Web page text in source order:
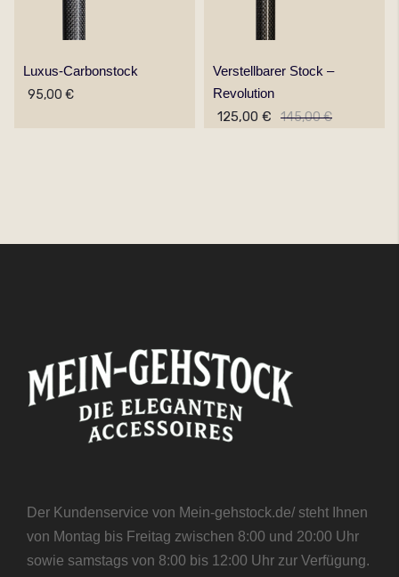
Luxus-Carbonstock
95,00 €
Verstellbarer Stock –
Revolution
125,00 € 145,00 €
Der Kundenservice von Mein-gehstock.de/ steht Ihnen
von Montag bis Freitag zwischen 8:00 und 20:00 Uhr
sowie samstags von 8:00 bis 12:00 Uhr zur Verfügung.